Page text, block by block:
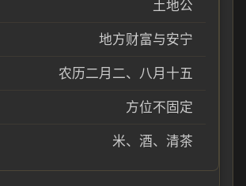
土地公
地方财富与安宁
农历二月二、八月十五
方位不固定
米、酒、清茶